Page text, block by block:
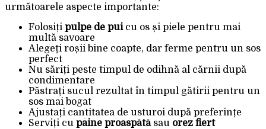
următoarele aspecte importante:
Folosiți pulpe de puicu os și piele pentru mai
multă savoare
Alegeți roșii bine coapte, dar ferme pentru un sos
perfect
Nu săriți peste timpul de odihnă al cărnii după
condimentare
Păstrați sucul rezultat în timpul gătirii pentru un
sos mai bogat
Ajustați cantitatea de usturoi după preferințe
Serviți cu pâine proaspătăsau orez fiert